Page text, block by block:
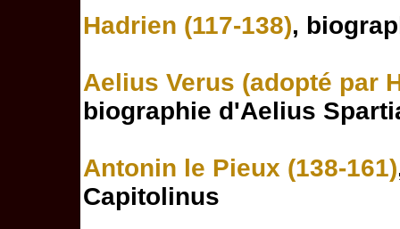
Hadrien (117-138),
Aelius Verus (adopté par
biographie d'Aelius
Antonin le Pieux (138-161)
Capitolinus